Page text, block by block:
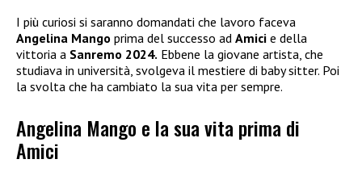
I più curiosi si saranno domandati che lavoro faceva
Angelina Mango prima del successo ad Amici e della
vittoria a Sanremo 2024. Ebbene la giovane artista, che
studiava in università, svolgeva il mestiere di baby sitter. Poi
la svolta che ha cambiato la sua vita per sempre.
Angelina Mango e la sua vita prima di
Amici